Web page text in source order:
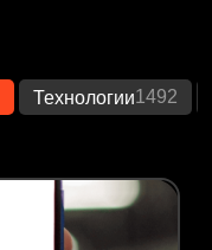
Технологии1492